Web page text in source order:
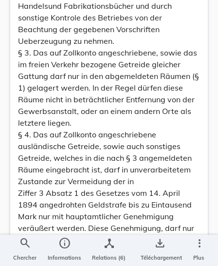
Handelsund Fabrikationsbücher und durch
sonstige Kontrole des Betriebes von der
Beachtung der gegebenen Vorschriften
Ueberzeugung zu nehmen.
§ 3. Das auf Zollkonto angeschriebene, sowie das
im freien Verkehr bezogene Getreide gleicher
Gattung darf nur in den abgemeldeten Räumen (§
1) gelagert werden. In der Regel dürfen diese
Räume nicht in beträchtlicher Entfernung von der
Gewerbsanstalt, oder an einem andern Orte als
letztere liegen.
§ 4. Das auf Zollkonto angeschriebene
ausländische Getreide, sowie auch sonstiges
Getreide, welches in die nach § 3 angemeldeten
Räume eingebracht ist, darf in unverarbeitetem
Zustande zur Vermeidung der in
Ziffer 3 Absatz 1 des Gesetzes vom 14. April
1894 angedrohten Geldstrafe bis zu Eintausend
Mark nur mit hauptamtlicher Genehmigung
veräußert werden. Diese Genehmigung, darf nur
ausnahmsweise und aus besonderer
Veranlassung, z. B. im Faste einer nothwendig
gewordenen längeren Betriebseinstellung, der
search
Chercher
info
Informations
device_hub
Relations (6)
save_alt
Téléchargement
more_vert
Plus